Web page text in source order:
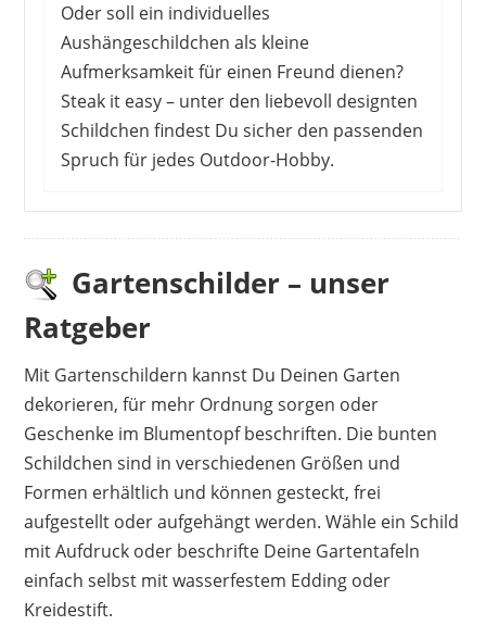
Oder soll ein individuelles
Aushängeschildchen als kleine
Aufmerksamkeit für einen Freund dienen?
Steak it easy – unter den liebevoll designten
Schildchen findest Du sicher den passenden
Spruch für jedes Outdoor-Hobby.
Kunden erfreuen sich an den süßen und
witzigen Sprüchlein aus dem AV Andrea Verlag
und kaufen oft gleich mehrere Schilder für sich
und ihre Lieben. Farbverläufe wirken sehr
sauber und die Designs sprechen viele Kunden
an. Ein kleiner Nachteil: Der Aufdruck bleicht mit
der Zeit aus, wenn das Schild an einem
sonnigen Platz aufgehängt wird.
Gartenschilder – unser
Ratgeber
Mit Gartenschildern kannst Du Deinen Garten
dekorieren, für mehr Ordnung sorgen oder
Geschenke im Blumentopf beschriften. Die bunten
Schildchen sind in verschiedenen Größen und
Formen erhältlich und können gesteckt, frei
aufgestellt oder aufgehängt werden. Wähle ein Schild
mit Aufdruck oder beschrifte Deine Gartentafeln
einfach selbst mit wasserfestem Edding oder
Kreidestift.